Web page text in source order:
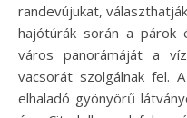
randevújukat,
hajótúrák során a
város panorámáját a
vacsorát szolgálnak fel.
elhaladó gyönyörű